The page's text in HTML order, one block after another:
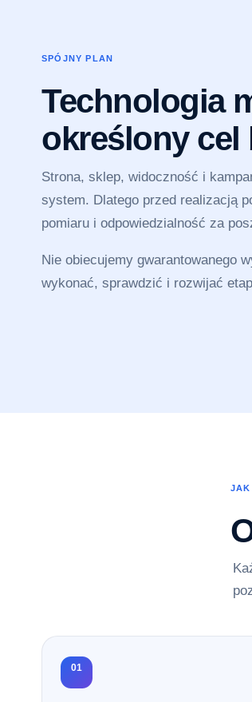
SPÓJNY PLAN
Technologia
określony cel
Strona, sklep, widoczność i
system. Dlatego przed realizacją
pomiaru i odpowiedzialność za
Nie obiecujemy gwarantowanego
wykonać, sprawdzić i rozwijać
JAK
01